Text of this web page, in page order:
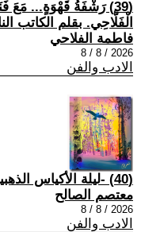
(39) رَشْفَةُ قَهْوَةٍ... مَعَ
الْفَلَّاحِي. بقلم الكاتب
فاطمة الفلاحي
2026 / 8 / 8
الادب والفن
(40) -ليلة الأكياس الذهبية- سيرة سطو صنع الأساطير
معتصم الصالح
2026 / 8 / 8
الادب والفن